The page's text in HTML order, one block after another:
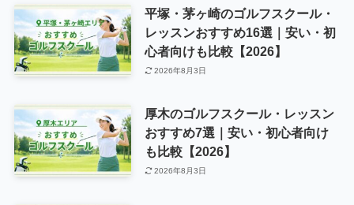
平塚・茅ヶ崎のゴルフスクール・
レッスンおすすめ16選｜安い・初
心者向けも比較【2026】
2026年8月3日
厚木のゴルフスクール・レッスン
おすすめ7選｜安い・初心者向け
も比較【2026】
2026年8月3日